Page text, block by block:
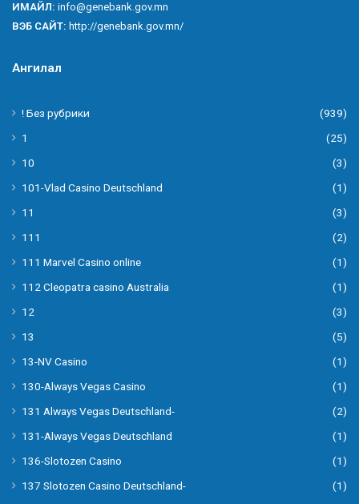
ИМАЙЛ: info@genebank.gov.mn
ВЭБ САЙТ: http://genebank.gov.mn/
Ангилал
! Без рубрики
(939)
1
(25)
10
(3)
101-Vlad Casino Deutschland
(1)
11
(3)
111
(2)
111 Marvel Casino online
(1)
112 Cleopatra casino Australia
(1)
12
(3)
13
(5)
13-NV Casino
(1)
130-Always Vegas Casino
(1)
131 Always Vegas Deutschland-
(2)
131-Always Vegas Deutschland
(1)
136-Slotozen Casino
(1)
137 Slotozen Casino Deutschland-
(1)